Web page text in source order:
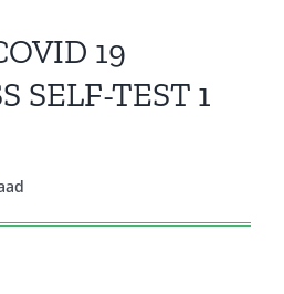
19
SELF-TEST 1